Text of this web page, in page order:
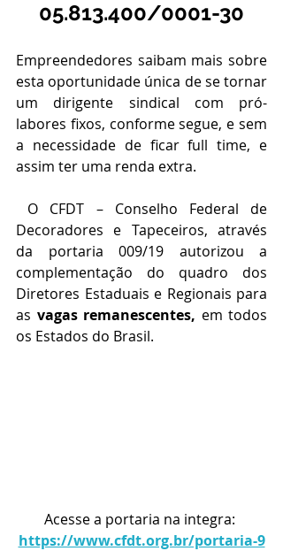
05.813.400/0001-30
Empreendedores saibam mais sobre
esta oportunidade única de se tornar
um dirigente sindical com pró-
labores fixos, conforme segue, e sem
a necessidade de ficar full time, e
assim ter uma renda extra.
Decoradores e Tapeceiros, através
da portaria 009/19 autorizou a
complementação do quadro dos
Diretores Estaduais e Regionais para
as vagas remanescentes, em todos
os Estados do Brasil.
Acesse a portaria na integra:
https://www.cfdt.org.br/portaria-9